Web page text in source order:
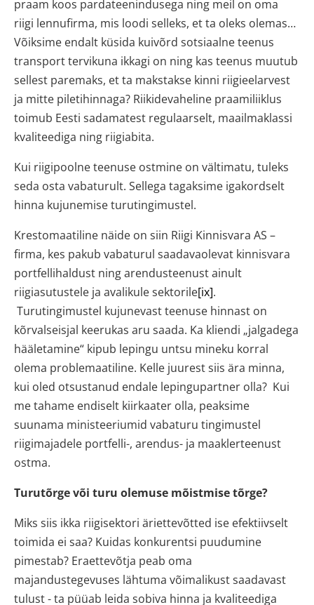
praam koos pardateenindusega ning meil on oma
riigi lennufirma, mis loodi selleks, et ta oleks olemas…
Võiksime endalt küsida kuivõrd sotsiaalne teenus
transport tervikuna ikkagi on ning kas teenus muutub
sellest paremaks, et ta makstakse kinni riigieelarvest
ja mitte piletihinnaga? Riikidevaheline praamiliiklus
toimub Eesti sadamatest regulaarselt, maailmaklassi
kvaliteediga ning riigiabita.
Kui riigipoolne teenuse ostmine on vältimatu, tuleks
seda osta vabaturult. Sellega tagaksime igakordselt
hinna kujunemise turutingimustel.
Krestomaatiline näide on siin Riigi Kinnisvara AS –
firma, kes pakub vabaturul saadavaolevat kinnisvara
portfellihaldust ning arendusteenust ainult
riigiasutustele ja avalikule sektorile[ix].
Turutingimustel kujunevast teenuse hinnast on
kõrvalseisjal keerukas aru saada. Ka kliendi „jalgadega
hääletamine“ kipub lepingu untsu mineku korral
olema problemaatiline. Kelle juurest siis ära minna,
kui oled otsustanud endale lepingupartner olla? Kui
me tahame endiselt kiirkaater olla, peaksime
suunama ministeeriumid vabaturu tingimustel
riigimajadele portfelli-, arendus- ja maaklerteenust
ostma.
Turutõrge või turu olemuse mõistmise tõrge?
Miks siis ikka riigisektori äriettevõtted ise efektiivselt
toimida ei saa? Kuidas konkurentsi puudumine
pimestab? Eraettevõtja peab oma
majandustegevuses lähtuma võimalikust saadavast
tulust - ta püüab leida sobiva hinna ja kvaliteediga